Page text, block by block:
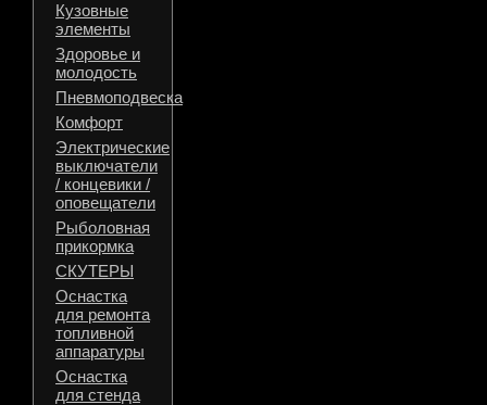
Кузовные
элементы
Здоровье и
молодость
Пневмоподвеска
Комфорт
Электрические
выключатели
/ концевики /
оповещатели
Рыболовная
прикормка
СКУТЕРЫ
Оснастка
для ремонта
топливной
аппаратуры
Оснастка
для стенда